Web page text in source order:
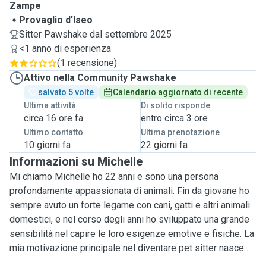
Zampe
Provaglio d'Iseo
Sitter Pawshake dal settembre 2025
<1 anno di esperienza
(1 recensione)
Attivo nella Community Pawshake
salvato 5 volte
Calendario aggiornato di recente
Ultima attività
circa 16 ore fa
Di solito risponde
entro circa 3 ore
Ultimo contatto
10 giorni fa
Ultima prenotazione
22 giorni fa
Informazioni su Michelle
Mi chiamo Michelle ho 22 anni e sono una persona
profondamente appassionata di animali. Fin da giovane ho
sempre avuto un forte legame con cani, gatti e altri animali
domestici, e nel corso degli anni ho sviluppato una grande
sensibilità nel capire le loro esigenze emotive e fisiche. La
mia motivazione principale nel diventare pet sitter nasce